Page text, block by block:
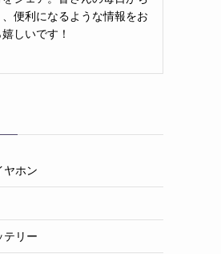
、便利になるような情報をお
しいです！
ヤホン
テリー